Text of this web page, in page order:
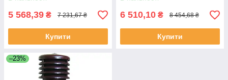
5 568,39 ₴ 7 231,67 ₴
Купити
6 510,10 ₴ 8 454,68 ₴
Купити
–23%